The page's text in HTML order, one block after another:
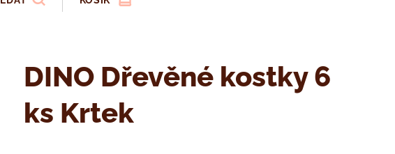
DINO Dřevěné kostky 6
ks Krtek